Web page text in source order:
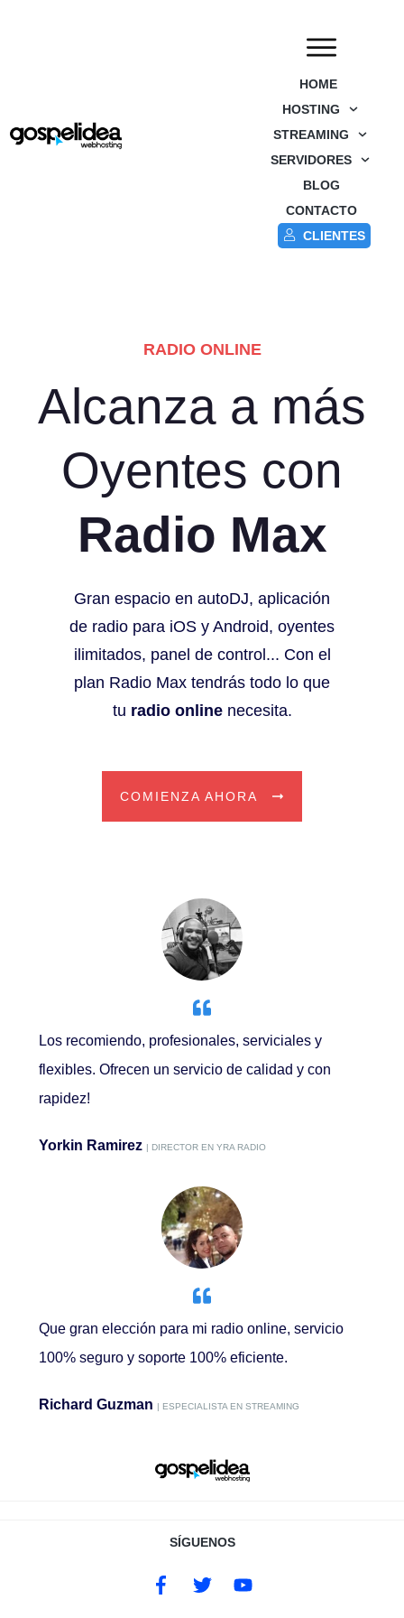
HOME
HOSTING
STREAMING
SERVIDORES
BLOG
CONTACTO
CLIENTES
RADIO ONLINE
Alcanza a más
Oyentes con
Radio Max
Gran espacio en autoDJ, aplicación
de radio para iOS y Android, oyentes
ilimitados, panel de control... Con el
plan Radio Max tendrás todo lo que
tu radio onlinenecesita.
COMIENZA AHORA
Los recomiendo, profesionales, serviciales y
flexibles. Ofrecen un servicio de calidad y con
rapidez!
Yorkin Ramirez | DIRECTOR EN YRA RADIO
Que gran elección para mi radio online, servicio
100% seguro y soporte 100% eficiente.
Richard Guzman | ESPECIALISTA EN STREAMING
SÍGUENOS